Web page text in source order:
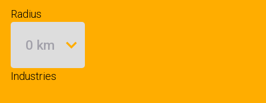
Radius
Industries